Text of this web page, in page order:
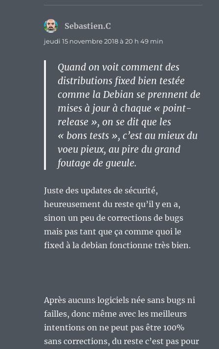
Sebastien.C
jeudi 15 novembre 2018 à 20 h 49 min
Quand on voit comment des
distributions fixed bien testée
comme la Debian se prennent de
mises à jour à chaque « point-
release », on se dit que les
« bons tests », c’est au mieux du
voeu pieux, au pire du grand
foutage de gueule.
Juste des updates de sécurité,
heureusement du reste qu’il y en a,
sinon un peu de corrections de bugs
mais pas tant que ça comme quoi le
fixed à la debian fonctionne très bien.
Après aucuns logiciels née sans bugs ni
failles, donc même avec les meilleurs
intentions on ne peut pas être 100%
sans corrections, du reste c’est pas pour